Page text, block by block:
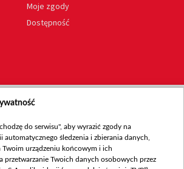
Moje zgody
Dostępność
do serwisu", aby wyrazić zgody na
automatycznego śledzenia i zbierania danych,
urządzeniu końcowym i ich
przetwarzanie Twoich danych osobowych przez